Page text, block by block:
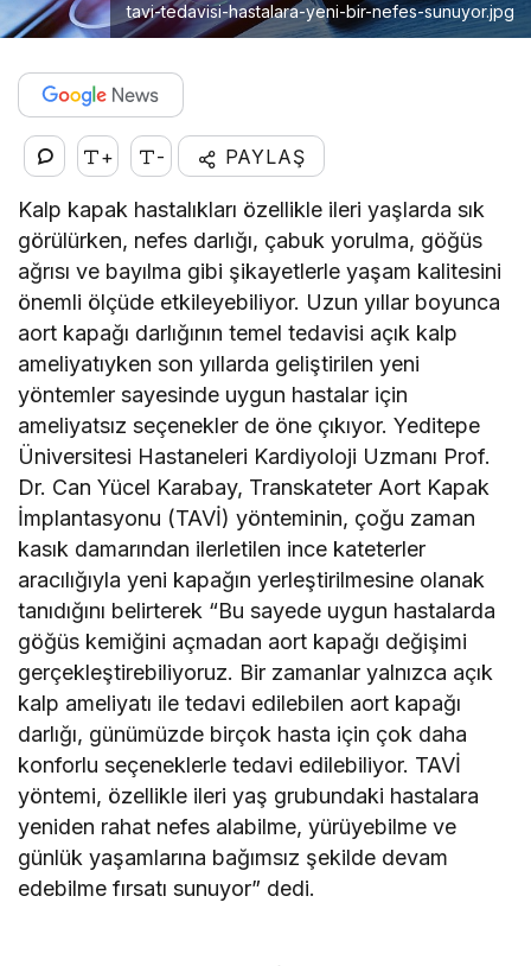
tavi-tedavisi-hastalara-yeni-bir-nefes-sunuyor.jpg
+ - PAYLAŞ
Kalp kapak hastalıkları özellikle ileri yaşlarda sık
görülürken, nefes darlığı, çabuk yorulma, göğüs
ağrısı ve bayılma gibi şikayetlerle yaşam kalitesini
önemli ölçüde etkileyebiliyor. Uzun yıllar boyunca
aort kapağı darlığının temel tedavisi açık kalp
ameliyatıyken son yıllarda geliştirilen yeni
yöntemler sayesinde uygun hastalar için
ameliyatsız seçenekler de öne çıkıyor. Yeditepe
Üniversitesi Hastaneleri Kardiyoloji Uzmanı Prof.
Dr. Can Yücel Karabay, Transkateter Aort Kapak
İmplantasyonu (TAVİ) yönteminin, çoğu zaman
kasık damarından ilerletilen ince kateterler
aracılığıyla yeni kapağın yerleştirilmesine olanak
tanıdığını belirterek “Bu sayede uygun hastalarda
göğüs kemiğini açmadan aort kapağı değişimi
gerçekleştirebiliyoruz. Bir zamanlar yalnızca açık
kalp ameliyatı ile tedavi edilebilen aort kapağı
darlığı, günümüzde birçok hasta için çok daha
konforlu seçeneklerle tedavi edilebiliyor. TAVİ
yöntemi, özellikle ileri yaş grubundaki hastalara
yeniden rahat nefes alabilme, yürüyebilme ve
günlük yaşamlarına bağımsız şekilde devam
edebilme fırsatı sunuyor” dedi.